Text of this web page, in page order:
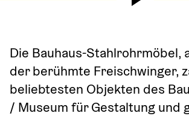
Die Bauhaus-Stahlrohrmöbel,
der berühmte Freischwinger,
beliebtesten Objekten des
/ Museum für Gestaltung und